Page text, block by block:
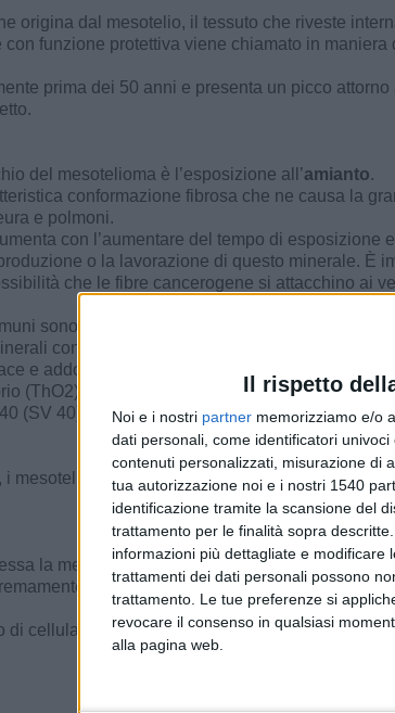
Il rispetto
Noi e i nostri partner memorizziamo e/o
dati personali, come identificatori
contenuti personalizzati, misurazione di
tua autorizzazione noi e i nostri 1540
identificazione tramite la scansione del
trattamento per le finalità sopra
informazioni più dettagliate e modificare
trattamenti dei dati personali possono
trattamento. Le tue preferenze si
revocare il consenso in qualsiasi
alla pagina web.
origina dal mesotelio, il tessuto che riveste
funzione protettiva viene chiamato in
prima dei 50 anni e presenta un picco
del mesotelioma è l’esposizione all’amianto.
conformazione fibrosa che ne causa la
e polmoni.
con l’aumentare del tempo di
o la lavorazione di questo minerale. È
che le fibre cancerogene si attacchino ai
sono:
con caratteristiche paragonabili a quelle
e addome
(ThO2), usate nella diagnostica radiologica fino
(SV 40)
mesoteliomi si possono suddividere in:
la membrana che riveste i testicoli
rare.
di cellula maligna presente nel tumore, se ne